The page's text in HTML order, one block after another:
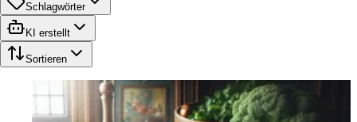
Schlagwörter
KI erstellt
Sortieren